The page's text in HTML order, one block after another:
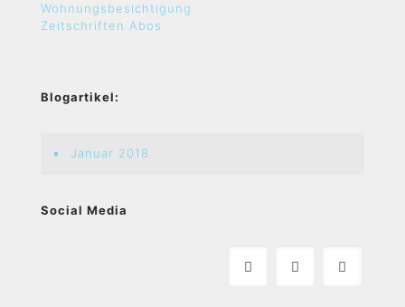
Wohnungsbesichtigung
Zeitschriften Abos
Blogartikel:
Januar 2018
Social Media